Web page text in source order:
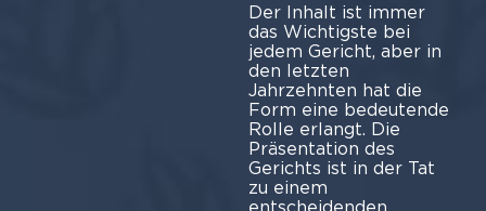
Der Inhalt ist immer
das Wichtigste bei
jedem Gericht, aber in
den letzten
Jahrzehnten hat die
Form eine bedeutende
Rolle erlangt. Die
Präsentation des
Gerichts ist in der Tat
zu einem